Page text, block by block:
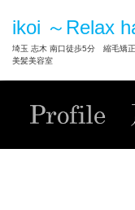
ikoi ～Relax
埼玉 志木 南口徒歩5分 縮毛矯
美髪美容室